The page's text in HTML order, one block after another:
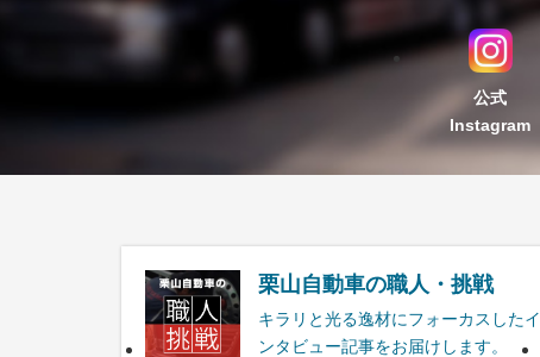
公式
Instagram
栗山自動車の職人・挑戦
キラリと光る逸材にフォーカスしたイ
ンタビュー記事をお届けします。